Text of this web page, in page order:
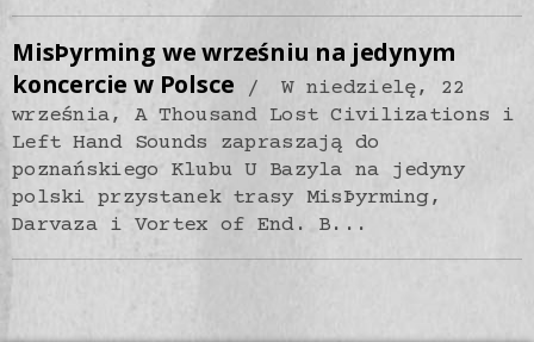
MisÞyrming we wrześniu na jedynym
koncercie w Polsce
W niedzielę, 22
września, A Thousand Lost Civilizations i
Left Hand Sounds zapraszają do
poznańskiego Klubu U Bazyla na jedyny
polski przystanek trasy MisÞyrming,
Darvaza i Vortex of End. B...